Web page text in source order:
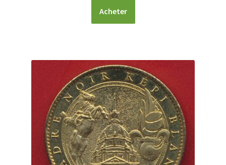
Acheter